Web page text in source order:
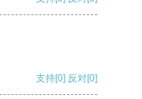
支持[0] 反对[0]